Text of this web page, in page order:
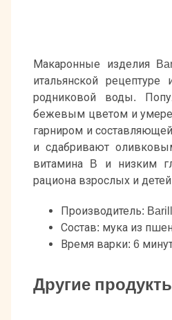
Макаронные изделия
итальянской
родниковой воды.
бежевым цветом и
гарниром и
и сдабривают
витамина B и низким
рациона взрослых и
Производитель:
Состав: мука из
Время варки: 6
Другие